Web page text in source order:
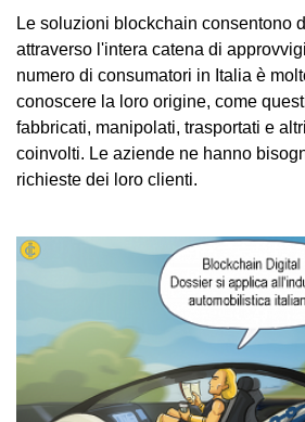
Le soluzioni blockchain consentono
attraverso l'intera catena di
numero di consumatori in Italia è
conoscere la loro origine, come
fabbricati, manipolati, trasportati e
coinvolti. Le aziende ne hanno
richieste dei loro clienti.